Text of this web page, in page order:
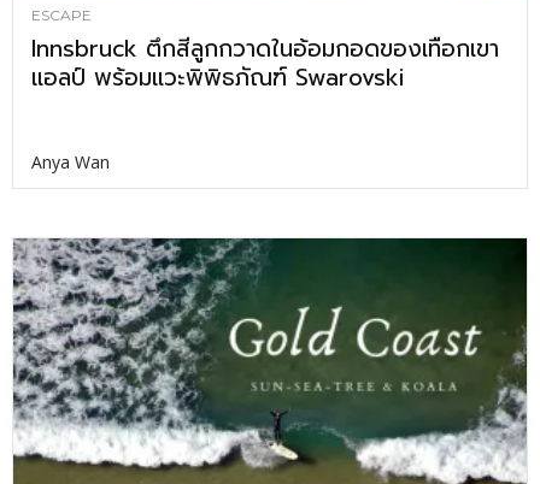
ESCAPE
Innsbruck ตึกสีลูกกวาดในอ้อมกอดของเทือกเขา
แอลป์ พร้อมแวะพิพิธภัณฑ์ Swarovski
Anya Wan